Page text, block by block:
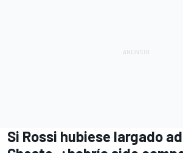
Si Rossi hubiese largado